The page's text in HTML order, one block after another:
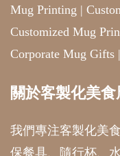
Mug Printing |
Customized Mug
Corporate Mug Gifts |
關於客製化美
我們專注客製化美
保餐具、隨行杯、